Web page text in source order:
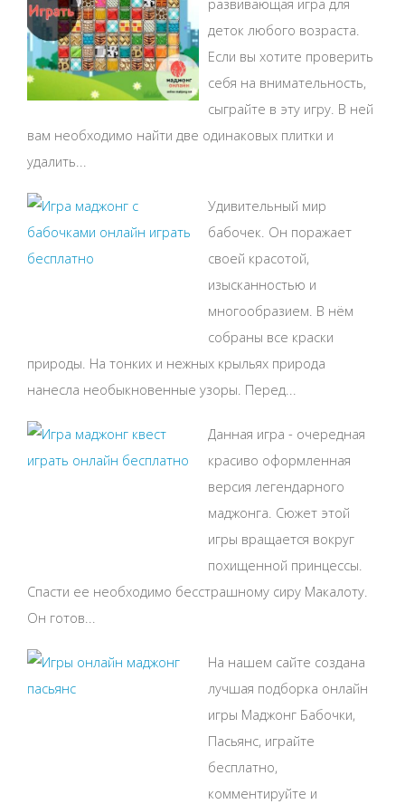
развивающая игра для
деток любого возраста.
Если вы хотите проверить
себя на внимательность,
сыграйте в эту игру. В ней
вам необходимо найти две одинаковых плитки и
удалить...
Удивительный мир
бабочек. Он поражает
своей красотой,
изысканностью и
многообразием. В нём
собраны все краски
природы. На тонких и нежных крыльях природа
нанесла необыкновенные узоры. Перед...
Данная игра - очередная
красиво оформленная
версия легендарного
маджонга. Сюжет этой
игры вращается вокруг
похищенной принцессы.
Спасти ее необходимо бесстрашному сиру Макалоту.
Он готов...
На нашем сайте создана
лучшая подборка онлайн
игры Маджонг Бабочки,
Пасьянс, играйте
бесплатно,
комментируйте и